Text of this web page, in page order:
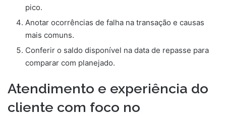
pico.
Anotar ocorrências de falha na transação e causas
mais comuns.
Conferir o saldo disponível na data de repasse para
comparar com planejado.
Atendimento e experiência do
cliente com foco no